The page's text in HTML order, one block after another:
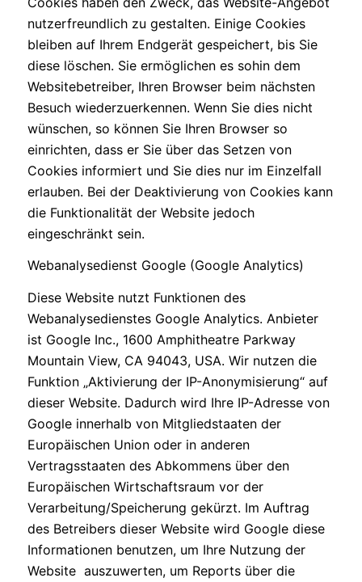
nutzerfreundlich zu gestalten. Einige Cookies
bleiben auf Ihrem Endgerät gespeichert, bis Sie
diese löschen. Sie ermöglichen es sohin dem
Websitebetreiber, Ihren Browser beim nächsten
Besuch wiederzuerkennen. Wenn Sie dies nicht
wünschen, so können Sie Ihren Browser so
einrichten, dass er Sie über das Setzen von
Cookies informiert und Sie dies nur im Einzelfall
erlauben. Bei der Deaktivierung von Cookies kann
die Funktionalität der Website jedoch
eingeschränkt sein.
Webanalysedienst Google (Google Analytics)
Diese Website nutzt Funktionen des
Webanalysedienstes Google Analytics. Anbieter
ist Google Inc., 1600 Amphitheatre Parkway
Mountain View, CA 94043, USA. Wir nutzen die
Funktion „Aktivierung der IP-Anonymisierung“ auf
dieser Website. Dadurch wird Ihre IP-Adresse von
Google innerhalb von Mitgliedstaaten der
Europäischen Union oder in anderen
Vertragsstaaten des Abkommens über den
Europäischen Wirtschaftsraum vor der
Verarbeitung/Speicherung gekürzt. Im Auftrag
des Betreibers dieser Website wird Google diese
Informationen benutzen, um Ihre Nutzung der
Website auszuwerten, um Reports über die